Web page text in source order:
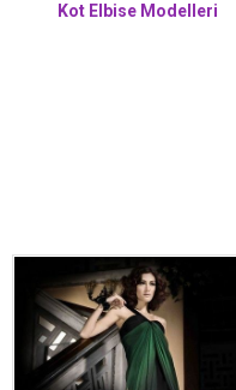
Kot Elbise Modelleri